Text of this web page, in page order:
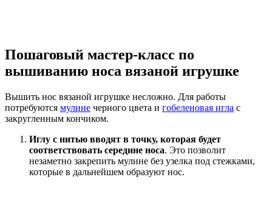
Пошаговый мастер-класс по
вышиванию носа вязаной игрушке
Вышить нос вязаной игрушке несложно. Для работы
потребуются мулине черного цвета и гобеленовая игла с
закругленным кончиком.
Иглу с нитью вводят в точку, которая будет
соответствовать середине носа. Это позволит
незаметно закрепить мулине без узелка под стежками,
которые в дальнейшем образуют нос.